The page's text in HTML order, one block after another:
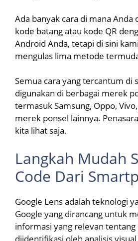
Ada banyak cara di mana Anda
kode batang atau kode QR
Android Anda, tetapi di sini
mengulas lima metode
Semua cara yang tercantum di
digunakan di berbagai merek
termasuk Samsung, Oppo,
merek ponsel lainnya.
kita lihat saja.
Langkah Mudah
Code Dari
Google Lens adalah teknologi
Google yang dirancang untuk
informasi yang relevan tentang
diidentifikasi oleh analisis